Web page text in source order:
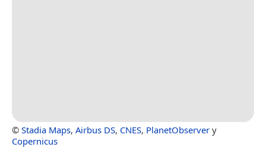
© Stadia Maps, Airbus DS, CNES, PlanetObserver y
Copernicus